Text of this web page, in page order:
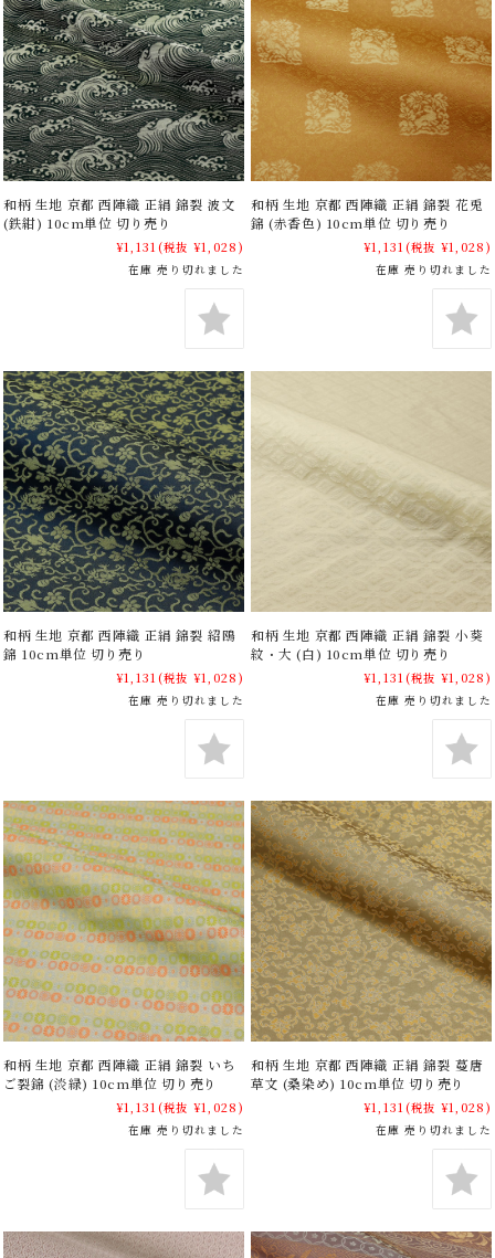
和柄 生地 京都 西陣織 正絹 錦裂 波文
(鉄紺) 10cm単位 切り売り
¥1,131 (税抜 ¥1,028)
在庫 売り切れました
和柄 生地 京都 西陣織 正絹 錦裂 花兎
錦 (赤香色) 10cm単位 切り売り
¥1,131 (税抜 ¥1,028)
在庫 売り切れました
和柄 生地 京都 西陣織 正絹 錦裂 紹鴎
錦 10cm単位 切り売り
¥1,131 (税抜 ¥1,028)
在庫 売り切れました
和柄 生地 京都 西陣織 正絹 錦裂 小葵
紋・大 (白) 10cm単位 切り売り
¥1,131 (税抜 ¥1,028)
在庫 売り切れました
和柄 生地 京都 西陣織 正絹 錦裂 いち
ご裂錦 (淡緑) 10cm単位 切り売り
¥1,131 (税抜 ¥1,028)
在庫 売り切れました
和柄 生地 京都 西陣織 正絹 錦裂 蔓唐
草文 (桑染め) 10cm単位 切り売り
¥1,131 (税抜 ¥1,028)
在庫 売り切れました